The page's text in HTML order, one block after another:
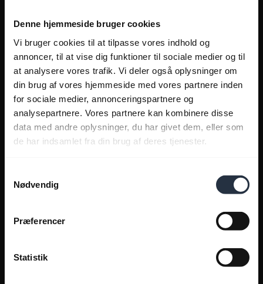
Denne hjemmeside bruger cookies
Vi bruger cookies til at tilpasse vores indhold og
annoncer, til at vise dig funktioner til sociale medier og til
at analysere vores trafik. Vi deler også oplysninger om
din brug af vores hjemmeside med vores partnere inden
for sociale medier, annonceringspartnere og
analysepartnere. Vores partnere kan kombinere disse
data med andre oplysninger, du har givet dem, eller som
de har indsamlet fra din brug af deres tjenester.
Nødvendig
Præferencer
Statistik